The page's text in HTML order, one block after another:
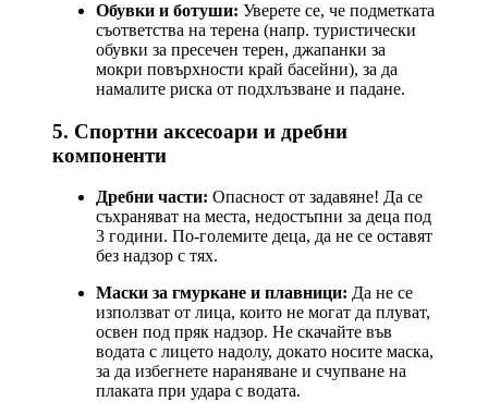
Обувки и ботуши: Уверете се, че подметката
съответства на терена (напр. туристически
обувки за пресечен терен, джапанки за
мокри повърхности край басейни), за да
намалите риска от подхлъзване и падане.
5. Спортни аксесоари и дребни
компоненти
Дребни части: Опасност от задавяне! Да се
съхраняват на места, недостъпни за деца под
3 години. По-големите деца, да не се оставят
без надзор с тях.
Маски за гмуркане и плавници: Да не се
използват от лица, които не могат да плуват,
освен под пряк надзор. Не скачайте във
водата с лицето надолу, докато носите маска,
за да избегнете нараняване и счупване на
плаката при удара с водата.